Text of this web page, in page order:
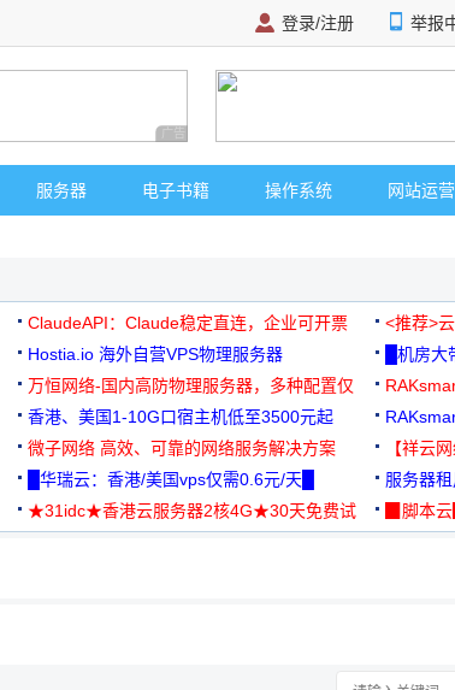
登录/注册 举报
广告 商业广告，理性选择
服务器 电子书籍 操作系统 网站运营
ClaudeAPI：Claude稳定直连，企业可开票
<推荐>
Hostia.io 海外自营VPS物理服务器
█机房
万恒网络-国内高防物理服务器，多种配置仅
99元/月起
用★
香港、美国1-10G口宿主机低至3500元起
用★
微子网络 高效、可靠的网络服务解决方案
【祥云
█华瑞云：香港/美国vps仅需0.6元/天█
服务器
★31idc★香港云服务器2核4G★30天免费试
▉脚本